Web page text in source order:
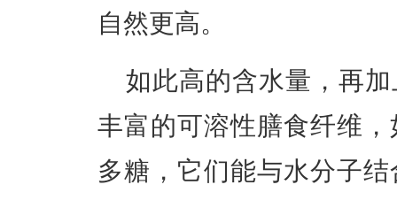
自然更高。
如此高的含水量，再
丰富的可溶性膳食纤维
多糖 ，它们能与水分子